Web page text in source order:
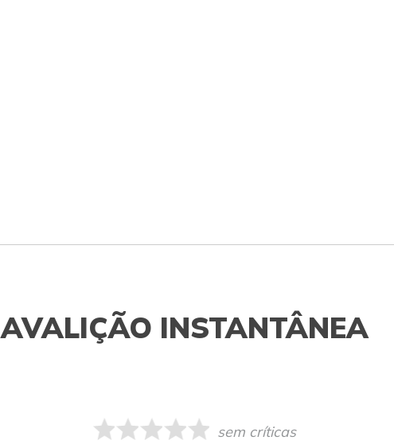
AVALIÇÃO INSTANTÂNEA
sem críticas